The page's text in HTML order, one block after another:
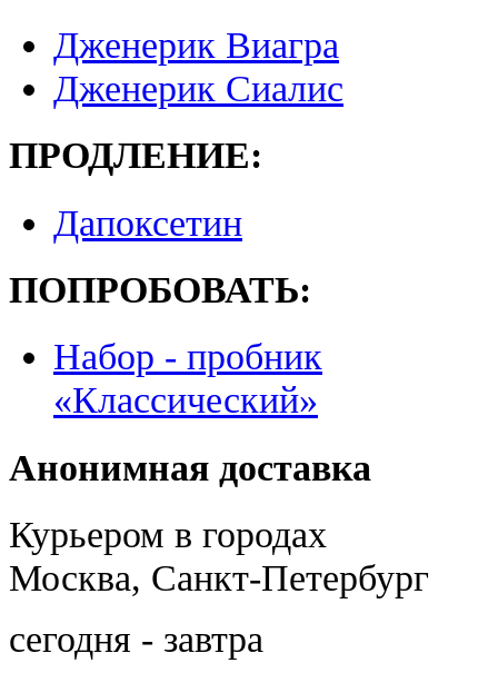
Дженерик Виагра
Дженерик Сиалис
ПРОДЛЕНИЕ:
Дапоксетин
ПОПРОБОВАТЬ:
Набор - пробник
«Классический»
Анонимная доставка
Курьером в городах
Москва, Санкт-Петербург
сегодня - завтра